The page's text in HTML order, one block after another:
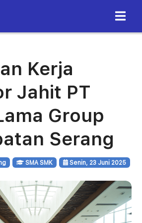
Kerja
Jahit PT
Group
Serang
SMA SMK Senin, 23 Juni 2025